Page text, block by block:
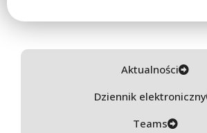
Aktualności
Dziennik elektroniczny
Teams